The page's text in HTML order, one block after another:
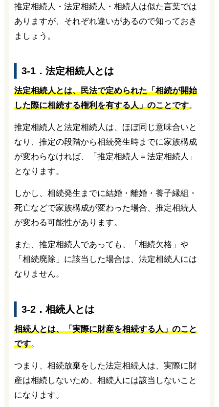
推定相続人・法定相続人・相続人は似た言葉では
ありますが、それぞれ違いがあるので知っておき
ましょう。
3-1．法定相続人とは
法定相続人とは、民法で定められた「相続が開始
した際に相続する権利を有する人」のことです。
推定相続人と法定相続人は、ほぼ同じ意味合いと
なり、推定の段階から相続発生時までに家族構成
が変わらなければ、「推定相続人＝法定相続人」
となります。
しかし、相続発生までに結婚・離婚・養子縁組・
死亡などで家族構成が変わった場合、推定相続人
が変わる可能性があります。
また、推定相続人であっても、「相続欠格」や
「相続廃除」に該当した場合は、法定相続人には
なりません。
3-2．相続人とは
相続人とは、「実際に財産を相続する人」のこと
です。
つまり、相続放棄をした法定相続人は、実際に財
産は相続しないため、相続人には該当しないこと
になります。